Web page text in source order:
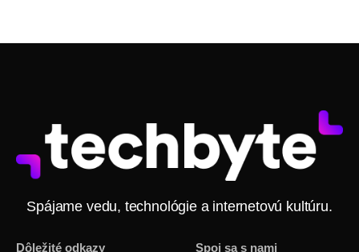
Spájame vedu, technológie a internetovú kultúru.
Dôležité odkazy Spoj sa s nami